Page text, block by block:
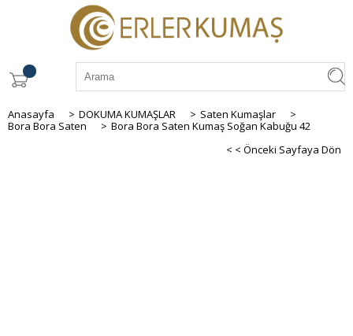
Anasayfa > DOKUMA KUMAŞLAR > Saten Kumaşlar
>
Bora Bora Saten
> Bora Bora Saten Kumaş Soğan Kabuğu 42
< < Önceki Sayfaya Dön